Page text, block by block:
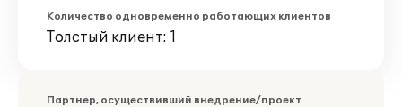
Количество одновременно работающих клиентов
Толстый клиент: 1
Партнер, осуществивший внедрение/проект